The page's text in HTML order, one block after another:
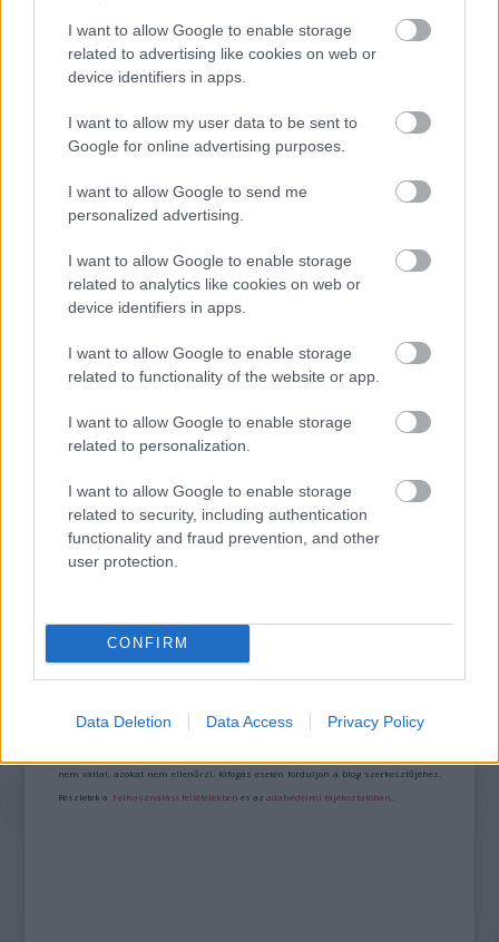
I want to allow Google to enable storage
related to advertising like cookies on web or
device identifiers in apps.
I want to allow my user data to be sent to
Google for online advertising purposes.
I want to allow Google to send me
personalized advertising.
I want to allow Google to enable storage
related to analytics like cookies on web or
device identifiers in apps.
I want to allow Google to enable storage
related to functionality of the website or app.
I want to allow Google to enable storage
related to personalization.
I want to allow Google to enable storage
related to security, including authentication
functionality and fraud prevention, and other
user protection.
CONFIRM
Data Deletion Data Access Privacy Policy
SZEMBE MERSZ NÉZNI AZZAL, AKIVÉ
TERMÉSZETFELETTI ERŐK ÉS ELFELEDETT
NYOMÁBAN MAGYAR ELŐZETESE
SZÁGULDÁS, SÁRKÁNYOK, ROSSZFIÚK – A NYÁR
10 LEGKEDVELTEBB MOZIJA MAGYARORSZÁGON
A bejegyzés trackback címe:
https://kulturpart.hu/api/trackback/id/7945006
A hozzászólások avonatkozó jogszabályokértelmében felhasználói tartalomnak
nem vállal, azokat nem ellenőrzi. Kifogás esetén forduljon a blog szerkesztőjéhez.
Részletek a Felhasználási feltételekben és azadatvédelmi tájékoztatóban